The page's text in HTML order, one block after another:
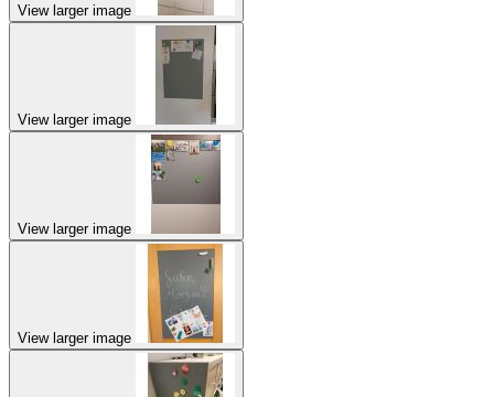
View larger image
View larger image
View larger image
View larger image